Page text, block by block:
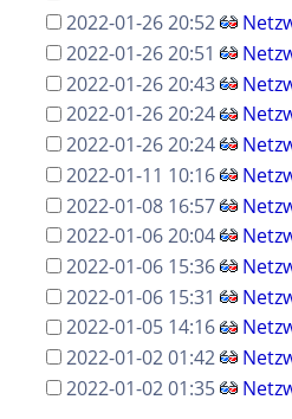
2022-01-26 20:52
2022-01-26 20:51
2022-01-26 20:43
2022-01-26 20:24
2022-01-26 20:24
2022-01-11 10:16
2022-01-08 16:57
2022-01-06 20:04
2022-01-06 15:36
2022-01-06 15:31
2022-01-05 14:16
2022-01-02 01:42
2022-01-02 01:35